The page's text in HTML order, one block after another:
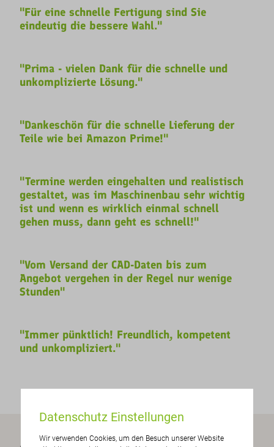
"Für eine schnelle Fertigung sind Sie
eindeutig die bessere Wahl."
"Prima - vielen Dank für die schnelle und
unkomplizierte Lösung."
"Dankeschön für die schnelle Lieferung der
Teile wie bei Amazon Prime!"
"Termine werden eingehalten und realistisch
gestaltet, was im Maschinenbau sehr wichtig
ist und wenn es wirklich einmal schnell
gehen muss, dann geht es schnell!"
"Vom Versand der CAD-Daten bis zum
Angebot vergehen in der Regel nur wenige
Stunden"
"Immer pünktlich! Freundlich, kompetent
und unkompliziert."
Datenschutz Einstellungen
Wir verwenden Cookies, um den Besuch unserer Website